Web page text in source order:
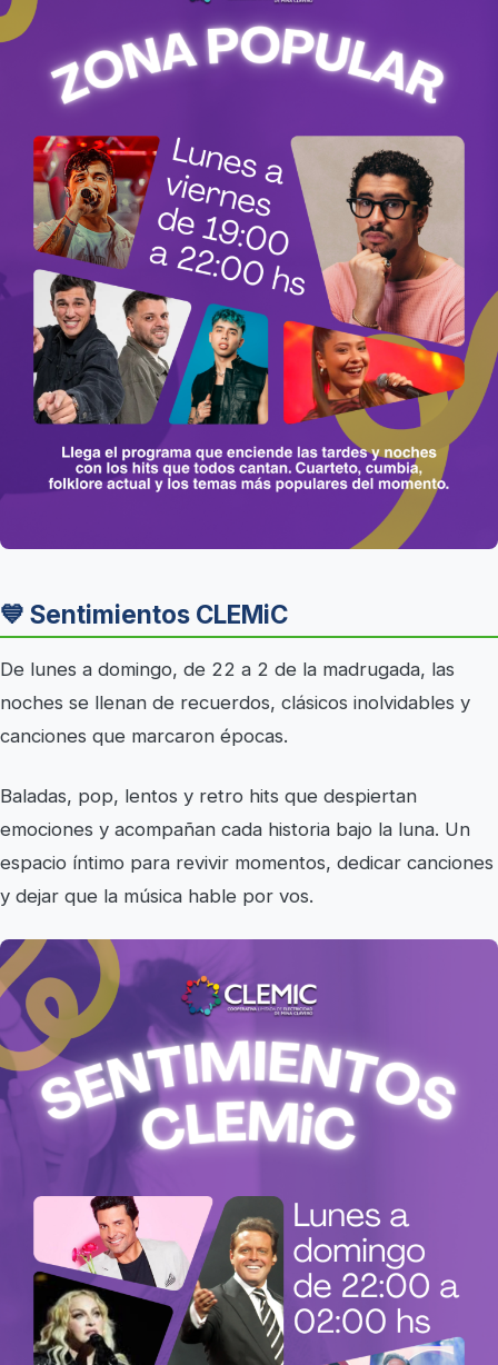
💙 Sentimientos CLEMiC
De lunes a domingo, de 22 a 2 de la madrugada, las
noches se llenan de recuerdos, clásicos inolvidables y
canciones que marcaron épocas.
Baladas, pop, lentos y retro hits que despiertan
emociones y acompañan cada historia bajo la luna. Un
espacio íntimo para revivir momentos, dedicar canciones
y dejar que la música hable por vos.